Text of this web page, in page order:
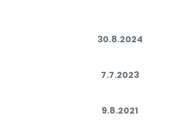
30.8.2024
7.7.2023
9.8.2021